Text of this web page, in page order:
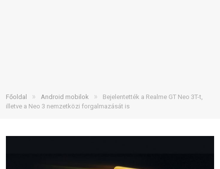
Főoldal » Android mobilok »
Bejelentették a Realme GT Neo 3T-t,
illetve a Neo 3 nemzetközi forgalmazását is